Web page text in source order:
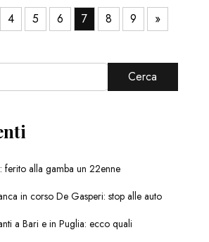
4 5 6 7 8 9 »
Cerca
alla gamba un 22enne
in corso De Gasperi: stop alle auto
a Bari e in Puglia: ecco quali